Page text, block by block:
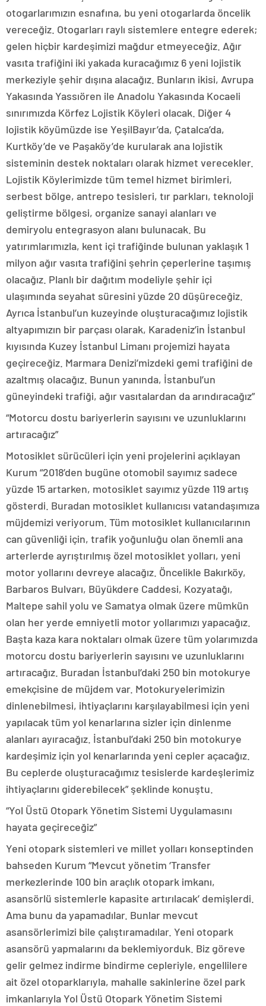
otogarlarımızın esnafına, bu yeni otogarlarda öncelik
vereceğiz. Otogarları raylı sistemlere entegre ederek;
gelen hiçbir kardeşimizi mağdur etmeyeceğiz. Ağır
vasıta trafiğini iki yakada kuracağımız 6 yeni lojistik
merkeziyle şehir dışına alacağız. Bunların ikisi, Avrupa
Yakasında Yassıören ile Anadolu Yakasında Kocaeli
sınırımızda Körfez Lojistik Köyleri olacak. Diğer 4
lojistik köyümüzde ise YeşilBayır’da, Çatalca’da,
Kurtköy’de ve Paşaköy’de kurularak ana lojistik
sisteminin destek noktaları olarak hizmet verecekler.
Lojistik Köylerimizde tüm temel hizmet birimleri,
serbest bölge, antrepo tesisleri, tır parkları, teknoloji
geliştirme bölgesi, organize sanayi alanları ve
demiryolu entegrasyon alanı bulunacak. Bu
yatırımlarımızla, kent içi trafiğinde bulunan yaklaşık 1
milyon ağır vasıta trafiğini şehrin çeperlerine taşımış
olacağız. Planlı bir dağıtım modeliyle şehir içi
ulaşımında seyahat süresini yüzde 20 düşüreceğiz.
Ayrıca İstanbul’un kuzeyinde oluşturacağımız lojistik
altyapımızın bir parçası olarak, Karadeniz’in İstanbul
kıyısında Kuzey İstanbul Limanı projemizi hayata
geçireceğiz. Marmara Denizi’mizdeki gemi trafiğini de
azaltmış olacağız. Bunun yanında, İstanbul’un
güneyindeki trafiği, ağır vasıtalardan da arındıracağız”
“Motorcu dostu bariyerlerin sayısını ve uzunluklarını
artıracağız”
Motosiklet sürücüleri için yeni projelerini açıklayan
Kurum “2018’den bugüne otomobil sayımız sadece
yüzde 15 artarken, motosiklet sayımız yüzde 119 artış
gösterdi. Buradan motosiklet kullanıcısı vatandaşımıza
müjdemizi veriyorum. Tüm motosiklet kullanıcılarının
can güvenliği için, trafik yoğunluğu olan önemli ana
arterlerde ayrıştırılmış özel motosiklet yolları, yeni
motor yollarını devreye alacağız. Öncelikle Bakırköy,
Barbaros Bulvarı, Büyükdere Caddesi, Kozyatağı,
Maltepe sahil yolu ve Samatya olmak üzere mümkün
olan her yerde emniyetli motor yollarımızı yapacağız.
Başta kaza kara noktaları olmak üzere tüm yolarımızda
motorcu dostu bariyerlerin sayısını ve uzunluklarını
artıracağız. Buradan İstanbul’daki 250 bin motokurye
emekçisine de müjdem var. Motokuryelerimizin
dinlenebilmesi, ihtiyaçlarını karşılayabilmesi için yeni
yapılacak tüm yol kenarlarına sizler için dinlenme
alanları ayıracağız. İstanbul’daki 250 bin motokurye
kardeşimiz için yol kenarlarında yeni cepler açacağız.
Bu ceplerde oluşturacağımız tesislerde kardeşlerimiz
ihtiyaçlarını giderebilecek” şeklinde konuştu.
“Yol Üstü Otopark Yönetim Sistemi Uygulamasını
hayata geçireceğiz”
Yeni otopark sistemleri ve millet yolları konseptinden
bahseden Kurum “Mevcut yönetim ‘Transfer
merkezlerinde 100 bin araçlık otopark imkanı,
asansörlü sistemlerle kapasite artırılacak’ demişlerdi.
Ama bunu da yapamadılar. Bunlar mevcut
asansörlerimizi bile çalıştıramadılar. Yeni otopark
asansörü yapmalarını da beklemiyorduk. Biz göreve
gelir gelmez indirme bindirme cepleriyle, engellilere
ait özel otoparklarıyla, mahalle sakinlerine özel park
imkanlarıyla Yol Üstü Otopark Yönetim Sistemi